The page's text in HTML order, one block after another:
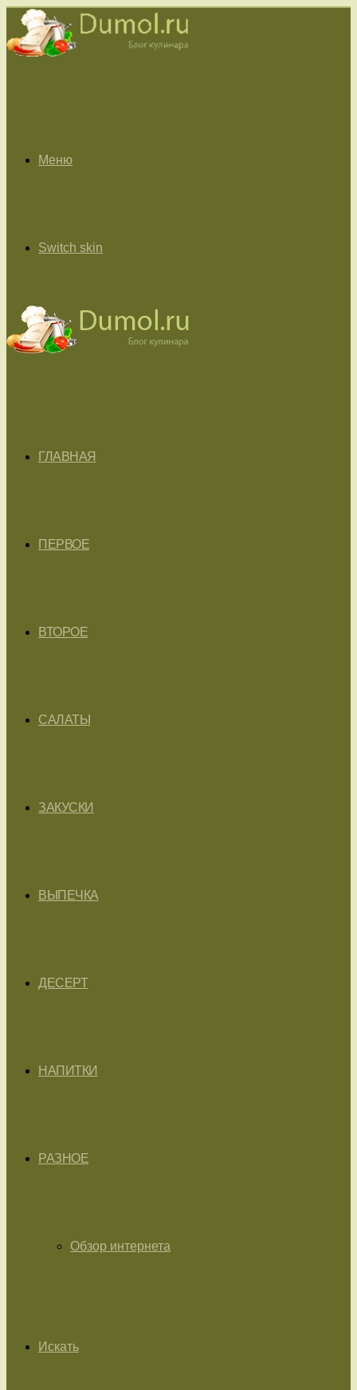
Меню
Switch skin
ГЛАВНАЯ
ПЕРВОЕ
ВТОРОЕ
САЛАТЫ
ЗАКУСКИ
ВЫПЕЧКА
ДЕСЕРТ
НАПИТКИ
РАЗНОЕ
Обзор интернета
Искать